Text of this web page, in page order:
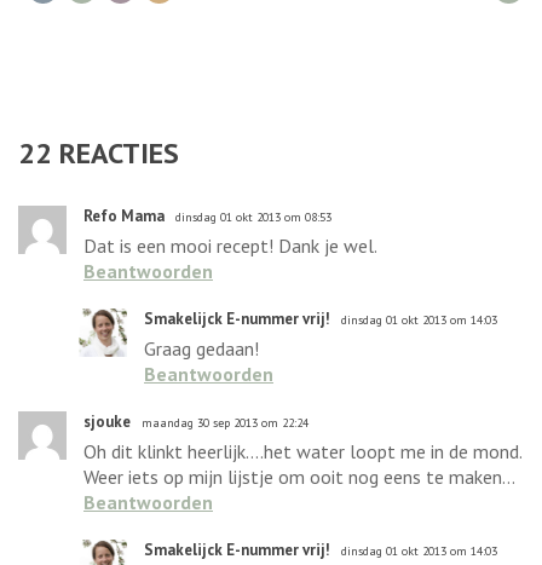
22 REACTIES
Refo Mama dinsdag 01 okt 2013 om 08:53
Dat is een mooi recept! Dank je wel.
Beantwoorden
Smakelijck E-nummer vrij! dinsdag 01 okt 2013 om 14:03
Graag gedaan!
Beantwoorden
sjouke maandag 30 sep 2013 om 22:24
Oh dit klinkt heerlijk....het water loopt me in de mond.
Weer iets op mijn lijstje om ooit nog eens te maken...
Beantwoorden
Smakelijck E-nummer vrij! dinsdag 01 okt 2013 om 14:03